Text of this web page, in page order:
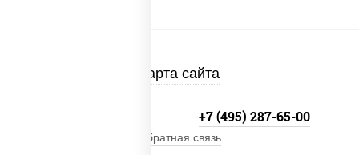
Карта сайта
+7 (495) 287-65-00
Обратная связь